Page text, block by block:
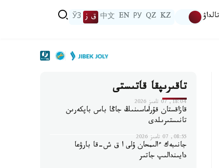
تالداۋ KZ
QZ
РУ
EN
中文 ق ز ЎЗ
تاقىرىپقا قاتىستى
18:04, 07 تامىز 2026
قازاقستان قۇراماسىنىڭ جاڭا باس باپكەرىن
تانىستىرىلدى
08:55, 07 تامىز 2026
جانىبەك ءالىمحان ۇلى ا ق ش-قا بارۋعا
دايىندالىپ جاتىر